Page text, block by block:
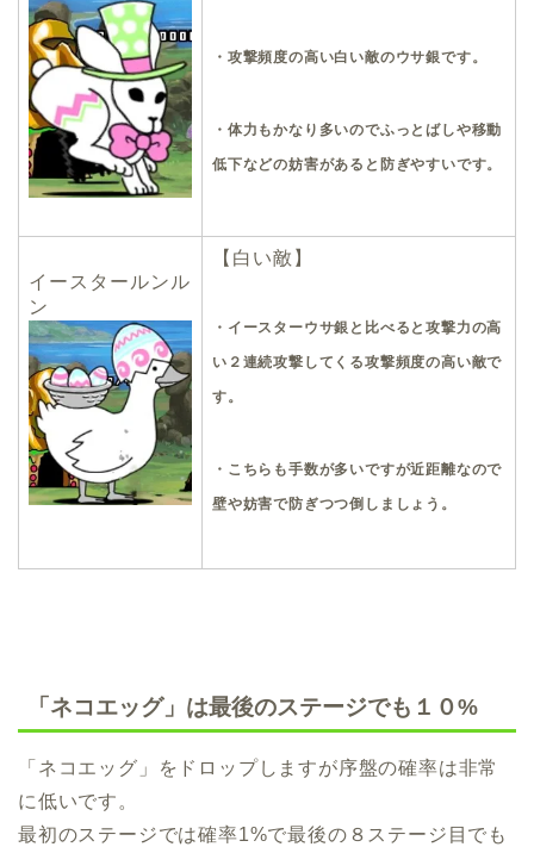
・攻撃頻度の高い白い敵のウサ銀です。
・体力もかなり多いのでふっとばしや移動
低下などの妨害があると防ぎやすいです。
イースタールンル
ン
【白い敵】
・イースターウサ銀と比べると攻撃力の高
い２連続攻撃してくる攻撃頻度の高い敵で
す。
・こちらも手数が多いですが近距離なので
壁や妨害で防ぎつつ倒しましょう。
「ネコエッグ」は最後のステージでも１０%
「ネコエッグ」をドロップしますが序盤の確率は非常
に低いです。
最初のステージでは確率1%で最後の８ステージ目でも